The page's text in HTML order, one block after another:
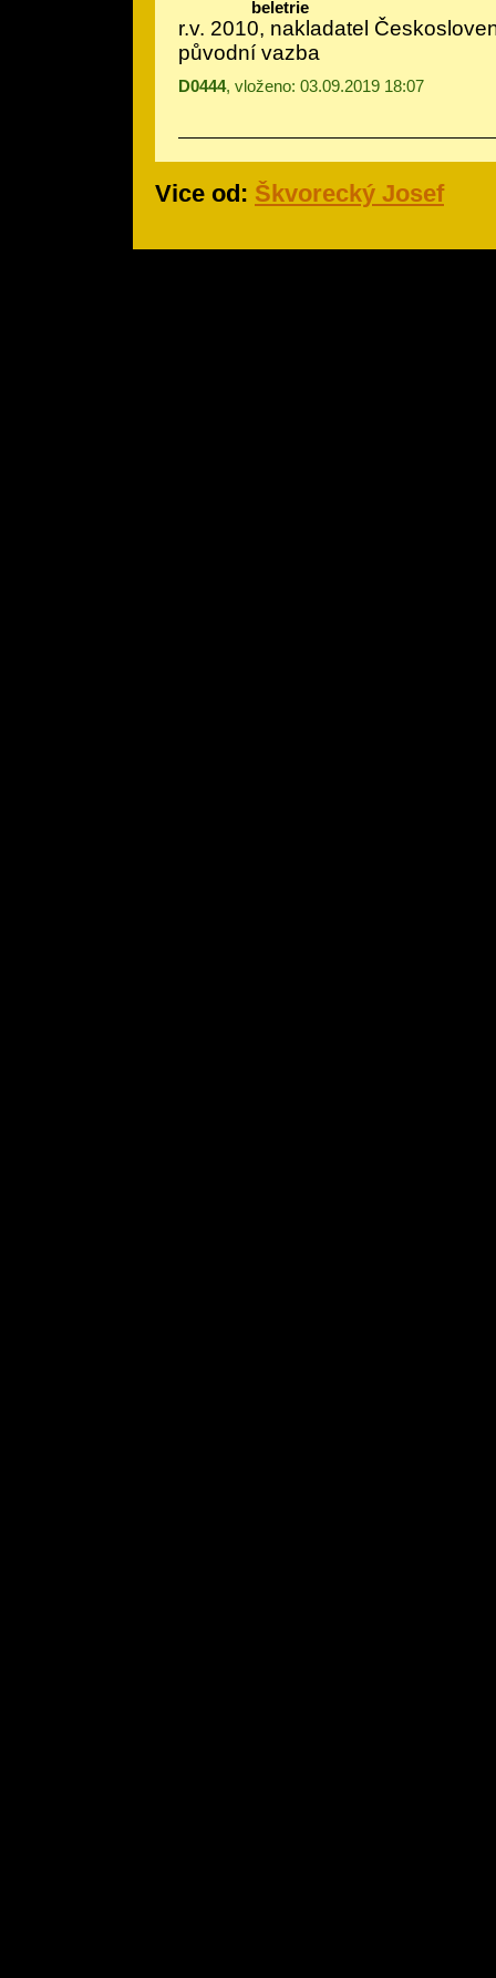
beletrie
r.v. 2010, nakladatel
původní vazba
D0444, vloženo: 03.09.2019 18:07
Vice od: Škvorecký Josef